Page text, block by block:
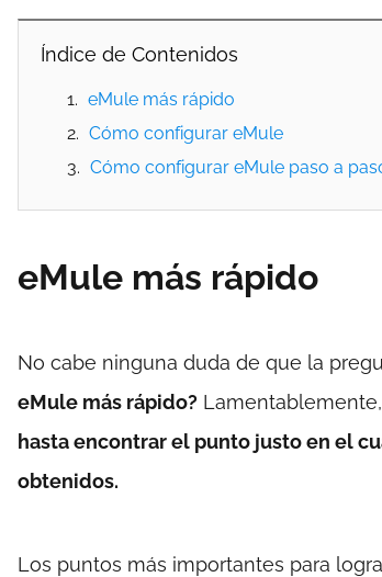
Índice de Contenidos
eMule más rápido
Cómo configurar eMule
Cómo configurar eMule paso a
eMule más rápido
No cabe ninguna duda de que la
eMule más rápido?
hasta encontrar el punto justo en el
obtenidos.
Los puntos más importantes para